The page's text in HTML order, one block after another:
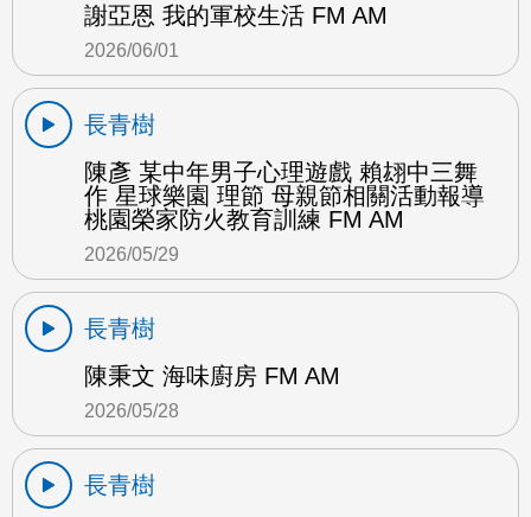
謝亞恩 我的軍校生活 FM AM
2026/06/01
長青樹
陳彥 某中年男子心理遊戲 賴翃中三舞
作 星球樂園 理節 母親節相關活動報導
桃園榮家防火教育訓練 FM AM
2026/05/29
長青樹
陳秉文 海味廚房 FM AM
2026/05/28
長青樹